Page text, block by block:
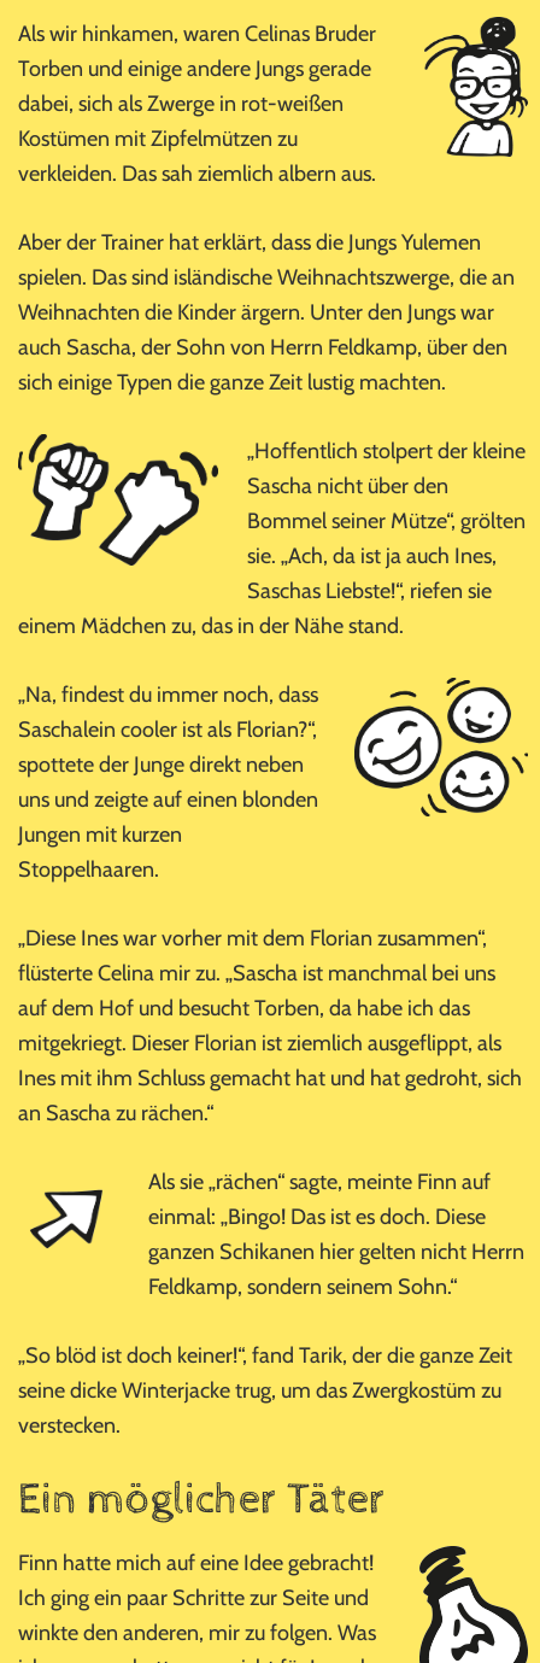
Als wir hinkamen, waren Celinas Bruder
Torben und einige andere Jungs gerade
dabei, sich als Zwerge in rot-weißen
Kostümen mit Zipfelmützen zu
verkleiden. Das sah ziemlich albern aus.
Aber der Trainer hat erklärt, dass die Jungs Yulemen
spielen. Das sind isländische Weihnachtszwerge, die an
Weihnachten die Kinder ärgern. Unter den Jungs war
auch Sascha, der Sohn von Herrn Feldkamp, über den
sich einige Typen die ganze Zeit lustig machten.
„Hoffentlich stolpert der kleine
Sascha nicht über den
Bommel seiner Mütze“, grölten
sie. „Ach, da ist ja auch Ines,
Saschas Liebste!“, riefen sie
einem Mädchen zu, das in der Nähe stand.
„Na, findest du immer noch, dass
Saschalein cooler ist als Florian?“,
spottete der Junge direkt neben
uns und zeigte auf einen blonden
Jungen mit kurzen
Stoppelhaaren.
„Diese Ines war vorher mit dem Florian zusammen“,
flüsterte Celina mir zu. „Sascha ist manchmal bei uns
auf dem Hof und besucht Torben, da habe ich das
mitgekriegt. Dieser Florian ist ziemlich ausgeflippt, als
Ines mit ihm Schluss gemacht hat und hat gedroht, sich
an Sascha zu rächen.“
Als sie „rächen“ sagte, meinte Finn auf
einmal: „Bingo! Das ist es doch. Diese
ganzen Schikanen hier gelten nicht Herrn
Feldkamp, sondern seinem Sohn.“
„So blöd ist doch keiner!“, fand Tarik, der die ganze Zeit
seine dicke Winterjacke trug, um das Zwergkostüm zu
verstecken.
Ein möglicher Täter
Finn hatte mich auf eine Idee gebracht!
Ich ging ein paar Schritte zur Seite und
winkte den anderen, mir zu folgen. Was